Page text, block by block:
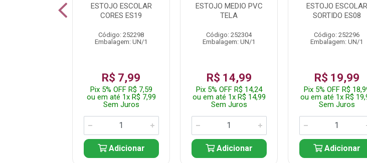
ESTOJO ESCOLAR
CORES ES19
Código: 252298
Embalagem: UN/1
R$ 7,99
Pix 5% OFF R$ 7,59
ou em até 1x R$ 7,99
Sem Juros
Adicionar
ESTOJO MEDIO PVC
TELA
Código: 252304
Embalagem: UN/1
R$ 14,99
Pix 5% OFF R$ 14,24
ou em até 1x R$ 14,99
Sem Juros
Adicionar
ESTOJO ESCOLAR
SORTIDO ES08
Código: 252296
Embalagem: UN/1
R$ 19,99
Pix 5% OFF R$
ou em até 1x R$
Sem Juros
Adicionar